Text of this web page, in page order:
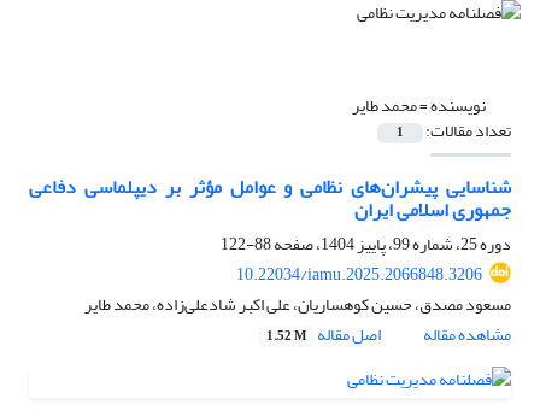
نویسنده =محمد طایر
تعداد مقالات: 1
شناسایی پیشران‌های نظامی و عوامل مؤثر بر دیپلماسی دفاعی
جمهوری اسلامی ایران
دوره 25، شماره 99، پاییز 1404، صفحه
88-122
10.22034/iamu.2025.2066848.3206
مسعود مصدق، حسین کوهساریان، علی اکبر شادعلی‌زاده، محمد طایر
مشاهده مقاله
اصل مقاله 1.52 M